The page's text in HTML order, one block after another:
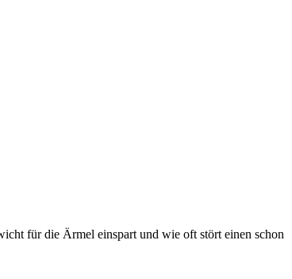
für die Ärmel einspart und wie oft stört einen schon